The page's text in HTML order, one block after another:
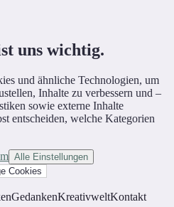
uns wichtig.
und ähnliche Technologien, um
Inhalte zu verbessern und –
sowie externe Inhalte
entscheiden, welche Kategorien
Alle Einstellungen
Cookies
GedankenKreativweltKontakt